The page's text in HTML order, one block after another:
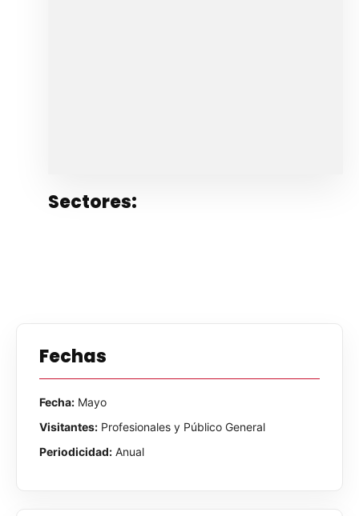
Sectores:
Fechas
Fecha: Mayo
Visitantes: Profesionales y Público General
Periodicidad: Anual